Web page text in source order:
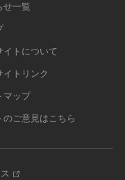
せ一覧
イトについて
イトリンク
マップ
のご意見はこちら